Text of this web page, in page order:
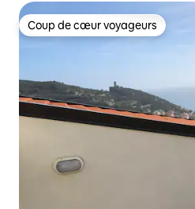
Coup de cœur voyageurs
Coup de cœur voyageurs